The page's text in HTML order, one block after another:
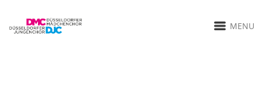
MENU